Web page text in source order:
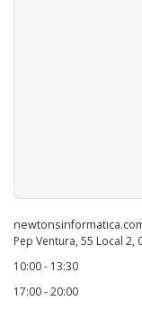
Pep Ventura, 55 Local 2,
10:00 - 13:30
17:00 - 20:00